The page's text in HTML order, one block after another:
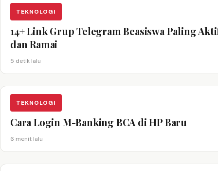
TEKNOLOGI
14+ Link Grup Telegram Beasiswa Paling
dan Ramai
5 detik lalu
TEKNOLOGI
Cara Login M-Banking BCA di HP Baru
6 menit lalu